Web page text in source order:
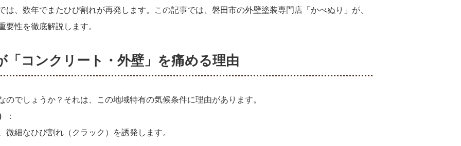
、数年でまたひび割れが再発します。この記事では、磐田市の外壁塗装専門店「かべぬり」が、
要性を徹底解説します。
「コンクリート・外壁」を痛める理由
でしょうか？それは、この地域特有の気候条件に理由があります。
：
細なひび割れ（クラック）を誘発します。